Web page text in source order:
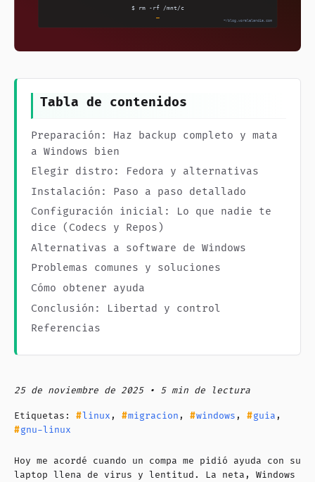
Tabla de contenidos
Preparación: Haz backup completo y mata
a Windows bien
Elegir distro: Fedora y alternativas
Instalación: Paso a paso detallado
Configuración inicial: Lo que nadie te
dice (Codecs y Repos)
Alternativas a software de Windows
Problemas comunes y soluciones
Cómo obtener ayuda
Conclusión: Libertad y control
Referencias
25 de noviembre de 2025 • 5 min de lectura
Etiquetas: linux , migracion , windows , guia ,
gnu-linux
Hoy me acordé cuando un compa me pidió ayuda con su
laptop llena de virus y lentitud. La neta, Windows